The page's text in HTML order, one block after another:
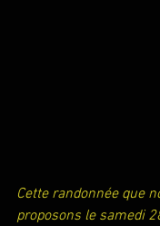
Cette randonnée que
proposons le samedi